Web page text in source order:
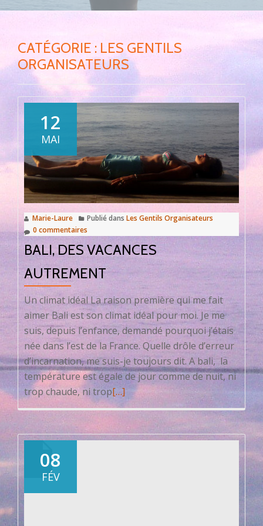
CATÉGORIE : LES GENTILS
ORGANISATEURS
12
MAI
Marie-Laure Publié dans Les Gentils Organisateurs
0 commentaires
BALI, DES VACANCES
AUTREMENT
Un climat idéal La raison première qui me fait
aimer Bali est son climat idéal pour moi. Je me
suis, depuis l’enfance, demandé pourquoi j’étais
née dans l’est de la France. Quelle drôle d’erreur
d’incarnation, me suis-je toujours dit. A bali, la
température est égale de jour comme de nuit, ni
trop chaude, ni tropEn
savoir
surBali,
[…]
08
FÉV